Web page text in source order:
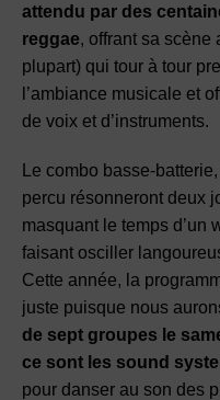
attendu par des
reggae, offrant sa scène
plupart) qui tour à tour
l’ambiance musicale et
de voix et d’instruments.
Le combo basse-
percu résonneront deux
masquant le temps d’un
faisant osciller
Cette année, la
juste puisque nous
de sept groupes le
ce sont les sound
pour danser au son des